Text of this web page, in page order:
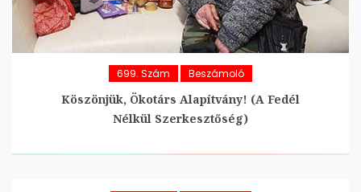
699. Szám Beszámoló
Köszönjük, Ökotárs Alapítvány! (A Fedél
Nélkül Szerkesztőség)